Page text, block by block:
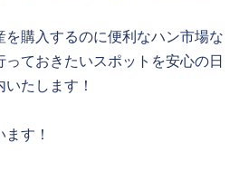
を購入するのに便利なハン市場な
ておきたいスポットを安心の日
たします！
す！